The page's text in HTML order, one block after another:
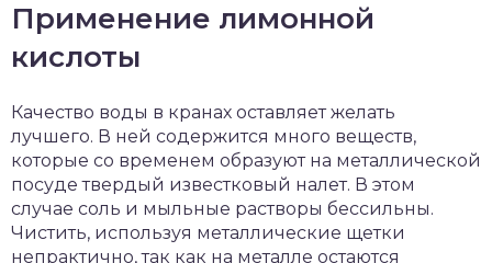
Применение лимонной
кислоты
Качество воды в кранах оставляет желать
лучшего. В ней содержится много веществ,
которые со временем образуют на металлической
посуде твердый известковый налет. В этом
случае соль и мыльные растворы бессильны.
Чистить, используя металлические щетки
непрактично, так как на металле остаются